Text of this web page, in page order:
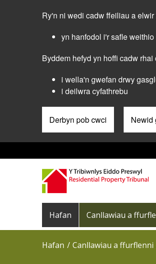
Ry'n ni wedi cadw ffeiliau a
yn hanfodol i'r safle weithio
Byddem hefyd yn hoffi cadw
i wella'n gwefan drwy
i deilwra cyfathrebu
Derbyn pob cwci Newid
Pre
Header
Menu
Main
navigation
Hafan Canllawiau a
Hafan Canllawiau a ffurflenni